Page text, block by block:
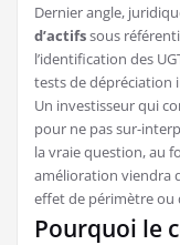
Dernier angle,
d’actifssous
l’identification des
tests de dépréciation
Un investisseur qui
pour ne pas sur-
la vraie question, au
amélioration viendra
effet de périmètre ou
Pourquoi le